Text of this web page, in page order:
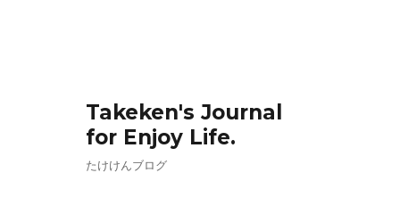
Takeken's Journal
for Enjoy Life.
たけけんブログ